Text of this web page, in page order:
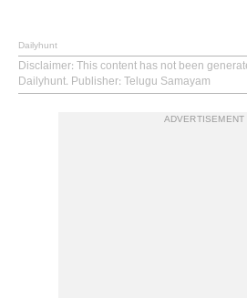
Dailyhunt
Disclaimer: This content has not been
Dailyhunt. Publisher: Telugu Samayam
ADVERTISEMENT